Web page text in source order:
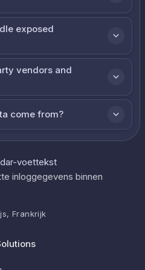
exposed
vendors and
come from?
inloggegevens binnen
Frankrijk